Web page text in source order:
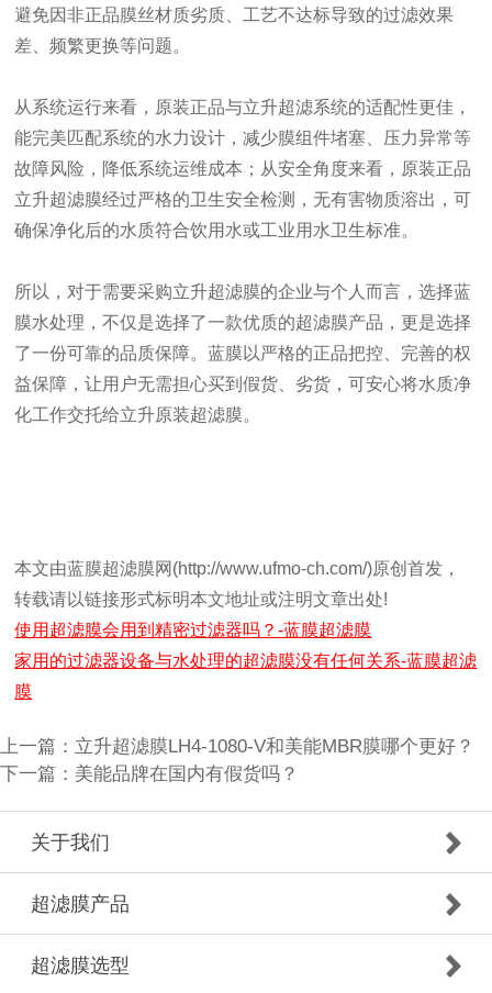
避免因非正品膜丝材质劣质、工艺不达标导致的过滤效果
差、频繁更换等问题。
从系统运行来看，原装正品与立升超滤系统的适配性更佳，
能完美匹配系统的水力设计，减少膜组件堵塞、压力异常等
故障风险，降低系统运维成本；从安全角度来看，原装正品
立升超滤膜经过严格的卫生安全检测，无有害物质溶出，可
确保净化后的水质符合饮用水或工业用水卫生标准。
所以，对于需要采购立升超滤膜的企业与个人而言，选择蓝
膜水处理，不仅是选择了一款优质的超滤膜产品，更是选择
了一份可靠的品质保障。蓝膜以严格的正品把控、完善的权
益保障，让用户无需担心买到假货、劣货，可安心将水质净
化工作交托给立升原装超滤膜。
本文由蓝膜超滤膜网(http://www.ufmo-ch.com/)原创首发，
转载请以链接形式标明本文地址或注明文章出处!
使用超滤膜会用到精密过滤器吗？-蓝膜超滤膜
家用的过滤器设备与水处理的超滤膜没有任何关系-蓝膜超滤
膜
上一篇： 立升超滤膜LH4-1080-V和美能MBR膜哪个更好？
下一篇： 美能品牌在国内有假货吗？
关于我们
超滤膜产品
超滤膜选型